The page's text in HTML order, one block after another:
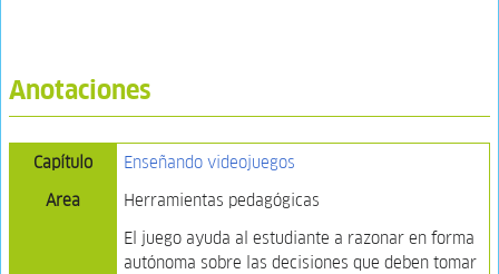
Anotaciones
Capítulo
Enseñando videojuegos
Area
Herramientas pedagógicas
El juego ayuda al estudiante a razonar en forma
autónoma sobre las decisiones que deben tomar